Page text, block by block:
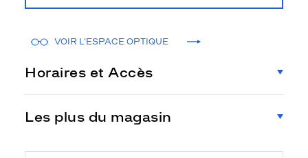
VOIR L'ESPACE OPTIQUE
Horaires et Accès
Les plus du magasin